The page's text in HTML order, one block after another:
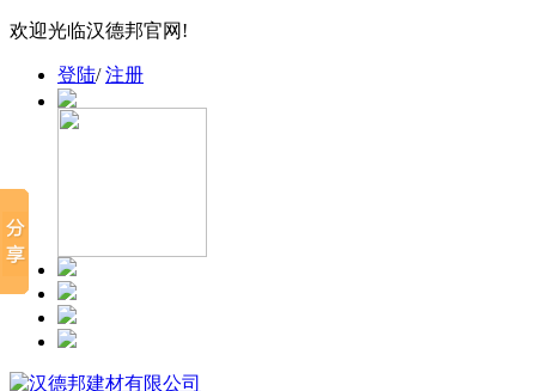
欢迎光临汉德邦官网!
登陆/注册